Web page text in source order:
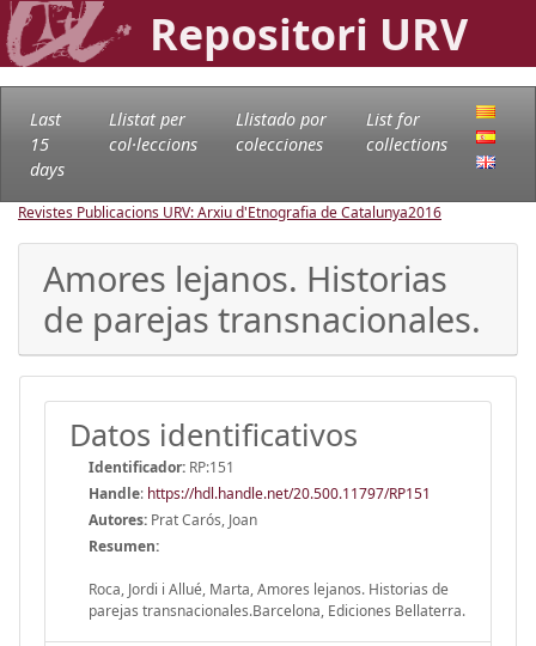
Repositori URV
Last
15
days
Llistat per
col·leccions
Llistado por
colecciones
List for
collections
Revistes Publicacions URV: Arxiu d'Etnografia de Catalunya2016
Amores lejanos. Historias
de parejas transnacionales.
Datos identificativos
Identificador: RP:151
Handle: https://hdl.handle.net/20.500.11797/RP151
Autores: Prat Carós, Joan
Resumen:
Roca, Jordi i Allué, Marta, Amores lejanos. Historias de
parejas transnacionales.Barcelona, Ediciones Bellaterra.